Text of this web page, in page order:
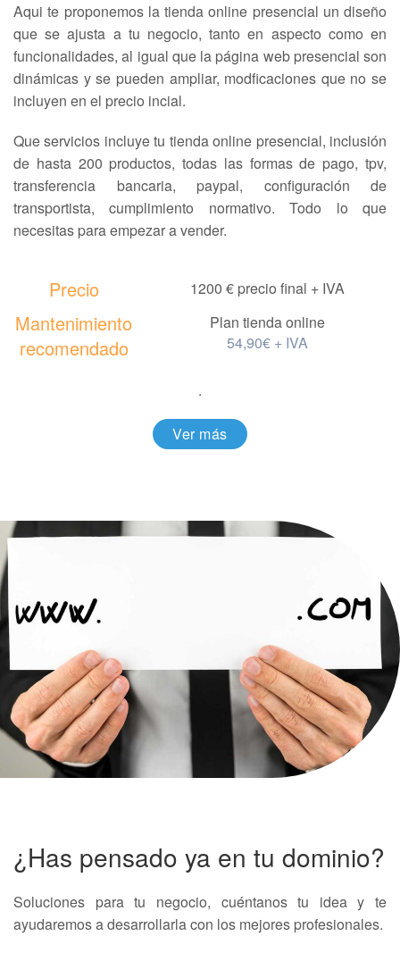
Aqui te proponemos la tienda online presencial un diseño
que se ajusta a tu negocio, tanto en aspecto como en
funcionalidades, al igual que la página web presencial son
dinámicas y se pueden ampliar, modficaciones que no se
incluyen en el precio incial.
Que servicios incluye tu tienda online presencial, inclusión
de hasta 200 productos, todas las formas de pago, tpv,
transferencia bancaria, paypal, configuración de
transportista, cumplimiento normativo. Todo lo que
necesitas para empezar a vender.
Precio 1200 € precio final + IVA
Mantenimiento
recomendado
Plan tienda online
54,90€ + IVA
.
Ver más
¿Has pensado ya en tu dominio?
Soluciones para tu negocio, cuéntanos tu idea y te
ayudaremos a desarrollarla con los mejores profesionales.